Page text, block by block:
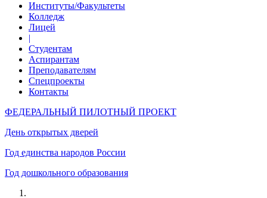
Институты/Факультеты
Колледж
Лицей
|
Студентам
Аспирантам
Преподавателям
Спецпроекты
Контакты
ФЕДЕРАЛЬНЫЙ ПИЛОТНЫЙ ПРОЕКТ
День открытых дверей
Год единства народов России
Год дошкольного образования